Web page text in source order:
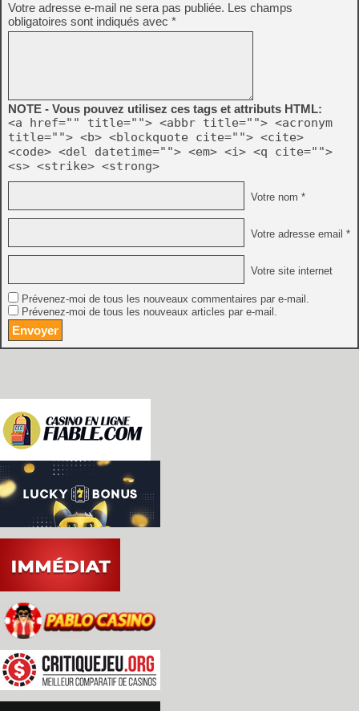
Votre adresse e-mail ne sera pas publiée. Les champs
obligatoires sont indiqués avec *
NOTE - Vous pouvez utilisez ces tags et attributs HTML:
<a href="" title=""> <abbr title=""> <acronym
title=""> <b> <blockquote cite=""> <cite>
<code> <del datetime=""> <em> <i> <q cite="">
<s> <strike> <strong>
Votre nom *
Votre adresse email *
Votre site internet
Prévenez-moi de tous les nouveaux commentaires par e-mail.
Prévenez-moi de tous les nouveaux articles par e-mail.